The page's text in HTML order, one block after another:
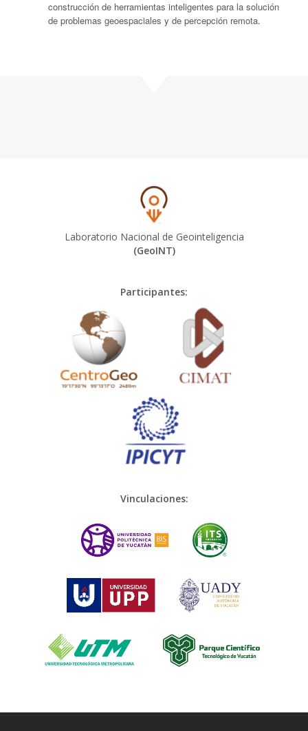
construcción de herramientas inteligentes para la solución
de problemas geoespaciales y de percepción remota.
Laboratorio Nacional de Geointeligencia
(GeoINT)
Participantes:
Vinculaciones: